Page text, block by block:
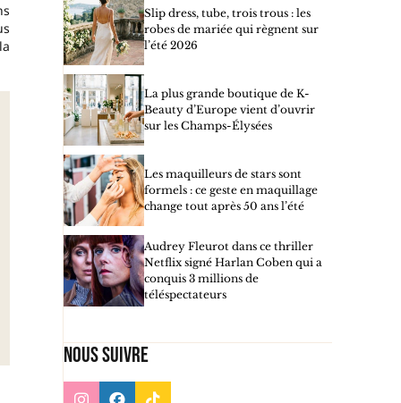
Slip dress, tube, trois trous : les
robes de mariée qui règnent sur
l’été 2026
La plus grande boutique de K-
Beauty d’Europe vient d’ouvrir
sur les Champs-Élysées
Les maquilleurs de stars sont
formels : ce geste en maquillage
change tout après 50 ans l’été
Audrey Fleurot dans ce thriller
Netflix signé Harlan Coben qui a
conquis 3 millions de
téléspectateurs
Nous suivre